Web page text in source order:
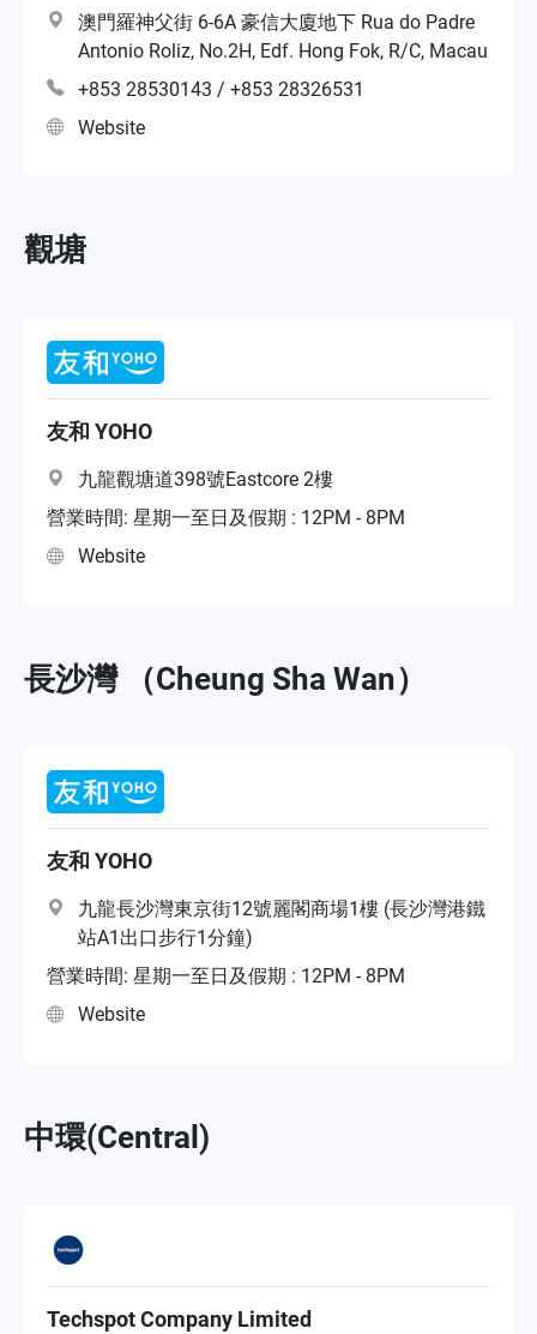
澳門羅神父街 6-6A 豪信大廈地下 Rua do Padre
Antonio Roliz, No.2H, Edf. Hong Fok, R/C, Macau
+853 28530143 / +853 28326531
Website
觀塘
友和 YOHO
九龍觀塘道398號Eastcore 2樓
營業時間: 星期一至日及假期 : 12PM - 8PM
Website
長沙灣 （Cheung Sha Wan）
友和 YOHO
九龍長沙灣東京街12號麗閣商場1樓 (長沙灣港鐵
站A1出口步行1分鐘)
營業時間: 星期一至日及假期 : 12PM - 8PM
Website
中環(Central)
Techspot Company Limited